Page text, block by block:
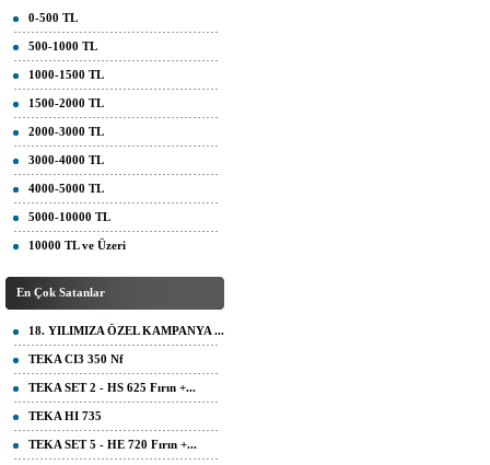
0-500 TL
500-1000 TL
1000-1500 TL
1500-2000 TL
2000-3000 TL
3000-4000 TL
4000-5000 TL
5000-10000 TL
10000 TL ve Üzeri
En Çok Satanlar
18. YILIMIZA ÖZEL KAMPANYA ...
TEKA CI3 350 Nf
TEKA SET 2 - HS 625 Fırın +...
TEKA HI 735
TEKA SET 5 - HE 720 Fırın +...